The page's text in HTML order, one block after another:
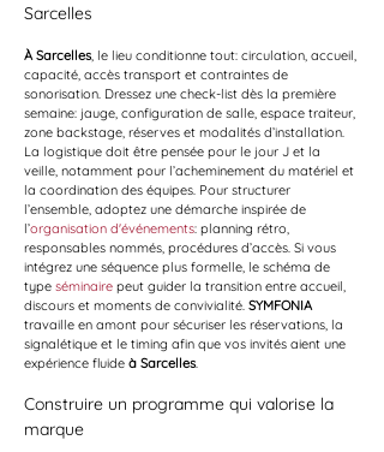
Sarcelles
À Sarcelles, le lieu conditionne tout: circulation, accueil,
capacité, accès transport et contraintes de
sonorisation. Dressez une check-list dès la première
semaine: jauge, configuration de salle, espace traiteur,
zone backstage, réserves et modalités d’installation.
La logistique doit être pensée pour le jour J et la
veille, notamment pour l’acheminement du matériel et
la coordination des équipes. Pour structurer
l’ensemble, adoptez une démarche inspirée de
l’organisation d'événements: planning rétro,
responsables nommés, procédures d’accès. Si vous
intégrez une séquence plus formelle, le schéma de
type séminaire peut guider la transition entre accueil,
discours et moments de convivialité. SYMFONIA
travaille en amont pour sécuriser les réservations, la
signalétique et le timing afin que vos invités aient une
expérience fluide à Sarcelles.
Construire un programme qui valorise la
marque